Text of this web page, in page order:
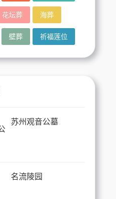
花坛葬 海葬
壁葬 祈福莲位
苏州观音公墓
名流陵园